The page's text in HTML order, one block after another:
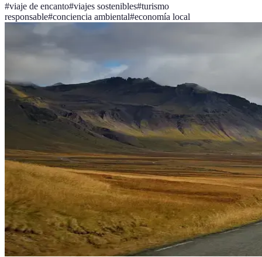
#viaje de encanto#viajes sostenibles#turismo
responsable#conciencia ambiental#economía local